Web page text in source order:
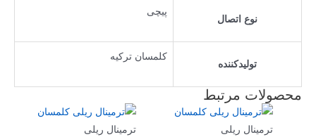
نوع اتصال
پیچی
تولیدکننده
کلمسان ترکیه
محصولات مرتبط
ترمینال ریلی ترمینال ریلی